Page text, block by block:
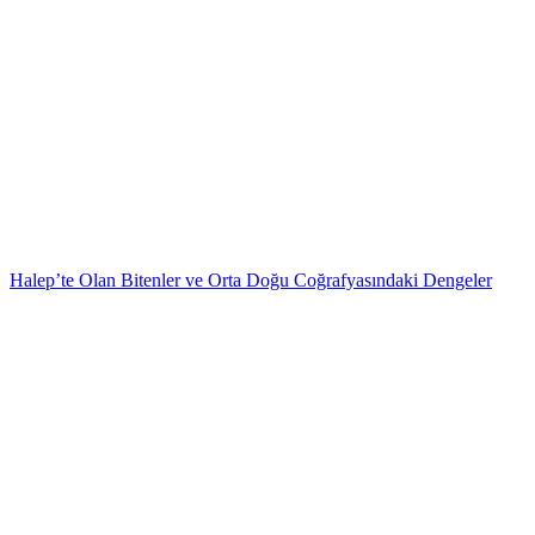
Halep’te Olan Bitenler ve Orta Doğu Coğrafyasındaki Dengeler